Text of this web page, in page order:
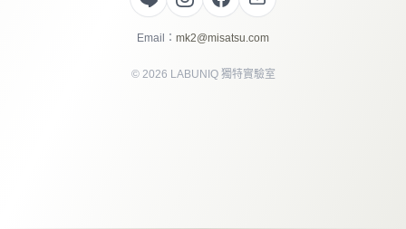
Email： mk2@misatsu.com
© 2026 LABUNIQ 獨特實驗室